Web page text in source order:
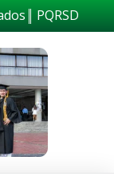
PQRSD